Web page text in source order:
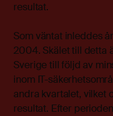
resultat.
Som väntat inleddes
2004. Skälet till detta
Sverige till följd av
inom IT-
andra kvartalet, vilket
resultat. Efter